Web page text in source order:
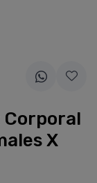
Corporal
X